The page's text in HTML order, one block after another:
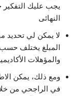
يجب عليك التفكير
النهائى
لا يمكن لي تحديد
المبلغ يختلف
والمؤهلات
ومع ذلك، يمكن
في الراجحي من